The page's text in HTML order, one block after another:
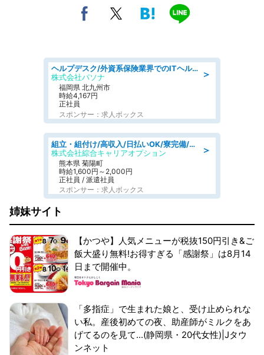
＞
ヘルプデスク/外資系保険業界でのITヘルプデスク業務/駅近/即日勤務可/ヘルプデスク
株式会社パソナ
福岡県 北九州市
時給4,167円
正社員
スポンサー：求人ボックス
＞
組立・組付け/高収入/日払いOK/寮完備/交替制/20・30・40代活躍中
株式会社綜合キャリアオプション
熊本県 菊陽町
時給1,600円～2,000円
正社員 / 派遣社員
スポンサー：求人ボックス
姉妹サイト
【かつや】人気メニューが税抜150円引き&ご
飯大盛り無料!お得すぎる「感謝祭」は8月14
日まで開催中。
「多指症」で生まれた娘と、受け止められな
い私。産後初めての夜、助産師がミルクをあ
げてるのを見て...(静岡県・20代女性)|Jタウ
ンネット